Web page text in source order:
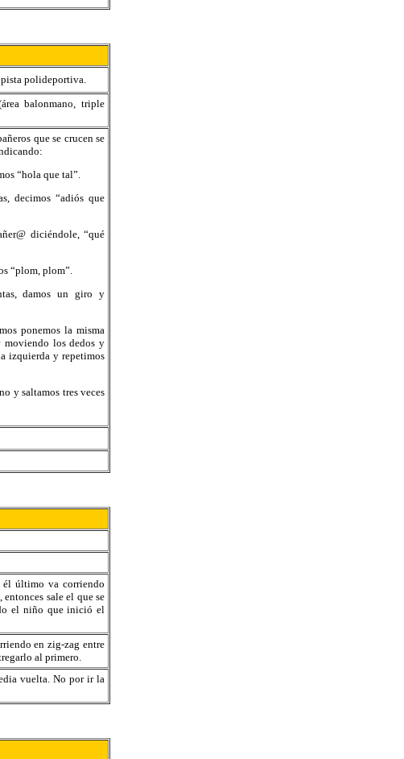
pista polideportiva.
balonmano, triple
que se crucen se
“hola que tal”.
decimos “adiós que
diciéndole, “qué
“plom, plom”.
damos un giro y
ponemos la misma
moviendo los dedos y
izquierda y repetimos
y saltamos tres veces
él último va corriendo
sale el que se
el niño que inició el
en zig-zag entre
al primero.
vuelta. No por ir la